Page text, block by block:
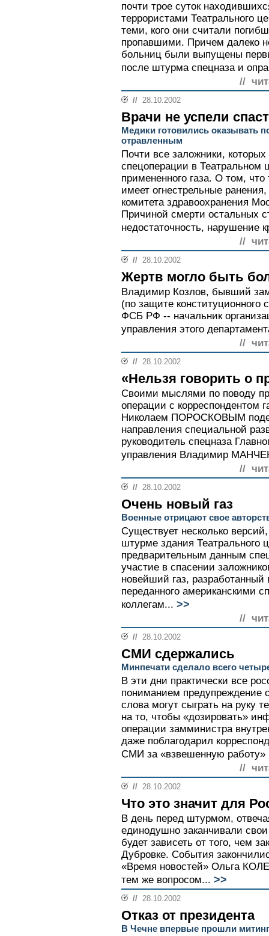
почти трое суток
террористами Театрального
теми, кого они считали
пропавшими. Причем далеко
больниц были выпущены
после штурма спецназа и
//
// 28.10.2002
Врачи не успели
Медики готовились оказывать
отравленным
Почти все заложники,
спецоперации в Театральном
примененного газа. О том,
имеет огнестрельные
комитета здравоохранения
Причиной смерти остальных
недостаточность, нарушение
//
// 28.10.2002
Жертв могло быть
Владимир Козлов, бывший
(по защите конституционного
ФСБ РФ -- начальник
управления этого
//
// 28.10.2002
«Нельзя говорить о
Своими мыслями по поводу
операции с корреспондентом
Николаем ПОРОСКОВЫМ
направления специальной
руководитель спецназа
управления Владимир
//
// 28.10.2002
Очень новый газ
Военные отрицают свое
Существует несколько
штурме здания Театрального
предварительным данным
участие в спасении
новейший газ,
переданного американскими
коллегам... >>
//
// 28.10.2002
СМИ сдержались
Минпечати сделало всего
В эти дни практически все
пониманием предупреждение
слова могут сыграть на руку
на то, чтобы «дозировать»
операции замминистра
даже поблагодарил
СМИ за «взвешенную работу»
//
// 28.10.2002
Что это значит для
В день перед штурмом,
единодушно заканчивали
будет зависеть от того, чем
Дубровке. События
«Время новостей» Ольга
тем же вопросом... >>
// 28.10.2002
Отказ от президента
В Чечне впервые прошли